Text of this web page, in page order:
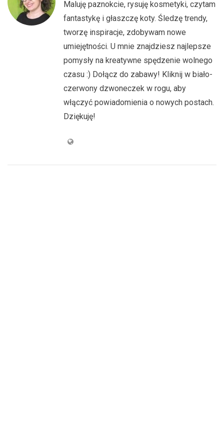
Maluję paznokcie, rysuję kosmetyki, czytam
fantastykę i głaszczę koty. Śledzę trendy,
tworzę inspiracje, zdobywam nowe
umiejętności. U mnie znajdziesz najlepsze
pomysły na kreatywne spędzenie wolnego
czasu :) Dołącz do zabawy! Kliknij w biało-
czerwony dzwoneczek w rogu, aby
włączyć powiadomienia o nowych postach.
Dziękuję!